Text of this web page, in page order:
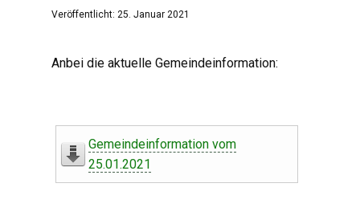
Veröffentlicht: 25. Januar 2021
Anbei die aktuelle Gemeindeinformation:
Gemeindeinformation vom
25.01.2021